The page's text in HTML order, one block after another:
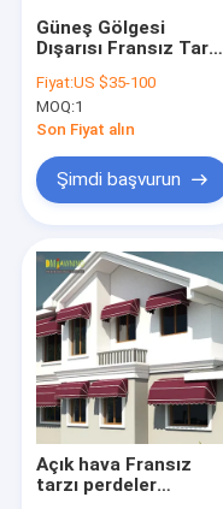
Ürün
Bizim Hakkımızda
Fabrika turu
Kalite Kontrolü
Güneş Gölgesi
Dışarısı Fransız Tarzı
Alüminyum Çıkabilir
Güneş Gölgesi
Fiyat:US $35-100
MOQ:1
Son Fiyat alın
Şimdi başvurun
Açık hava Fransız
tarzı perdeler